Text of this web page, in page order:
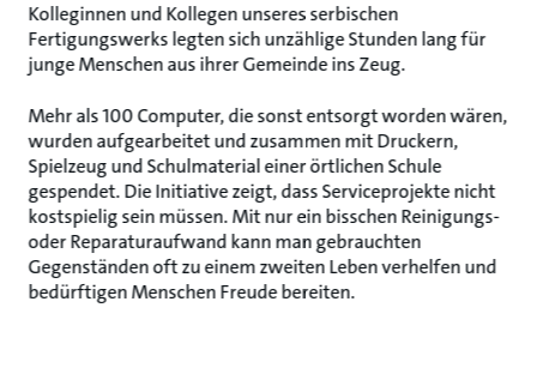
Kolleginnen und Kollegen unseres serbischen
Fertigungswerks legten sich unzählige Stunden lang für
junge Menschen aus ihrer Gemeinde ins Zeug.
Mehr als 100 Computer, die sonst entsorgt worden wären,
wurden aufgearbeitet und zusammen mit Druckern,
Spielzeug und Schulmaterial einer örtlichen Schule
gespendet. Die Initiative zeigt, dass Serviceprojekte nicht
kostspielig sein müssen. Mit nur ein bisschen Reinigungs-
oder Reparaturaufwand kann man gebrauchten
Gegenständen oft zu einem zweiten Leben verhelfen und
bedürftigen Menschen Freude bereiten.